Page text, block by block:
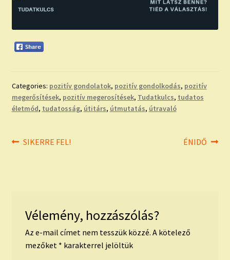
Categories: pozitív gondolatok, pozitív gondolkodás, pozitív
megerősítések, pozitív megerosítések, Tudatkulcs, tudatos
életmód, tudatosság, útitárs, útmutatás, útravaló
Bejegyzés
Previous
SIKERRE FEL!
Next
ÉNIDŐ
Vélemény, hozzászólás?
Az e-mail címet nem tesszük közzé. A kötelező
mezőket * karakterrel jelöltük